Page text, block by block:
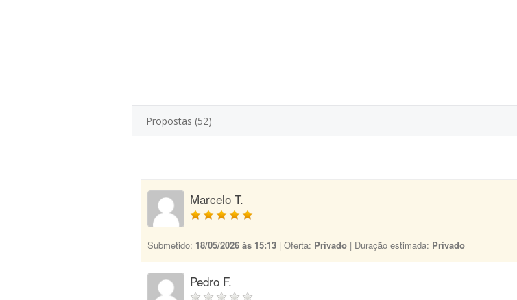
Propostas (52)
Marcelo T.
Submetido: 18/05/2026 às 15:13 | Oferta: Privado | Duração estimada: Privado
Pedro F.